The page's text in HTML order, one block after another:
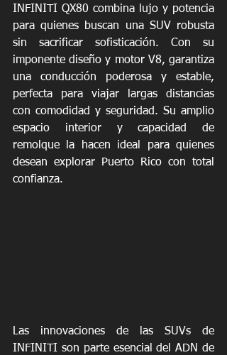
INFINITI QX80 combina lujo y potencia
para quienes buscan una SUV robusta
sin sacrificar sofisticación. Con su
imponente diseño y motor V8, garantiza
una conducción poderosa y estable,
perfecta para viajar largas distancias
con comodidad y seguridad. Su amplio
espacio interior y capacidad de
remolque la hacen ideal para quienes
desean explorar Puerto Rico con total
confianza.
Las innovaciones de las SUVs de
INFINITI son parte esencial del ADN de